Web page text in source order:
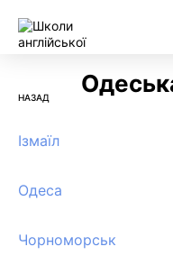
НАЗАД
Ізмаїл
Одеса
Чорноморськ